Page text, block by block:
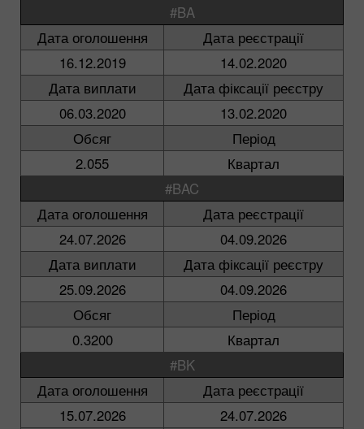
#BA
Дата оголошення
Дата реєстрації
16.12.2019
14.02.2020
Дата виплати
Дата фіксації реєстру
06.03.2020
13.02.2020
Обсяг
Період
2.055
Квартал
#BAC
Дата оголошення
Дата реєстрації
24.07.2026
04.09.2026
Дата виплати
Дата фіксації реєстру
25.09.2026
04.09.2026
Обсяг
Період
0.3200
Квартал
#BK
Дата оголошення
Дата реєстрації
15.07.2026
24.07.2026